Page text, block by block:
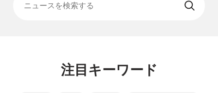
注目キーワード